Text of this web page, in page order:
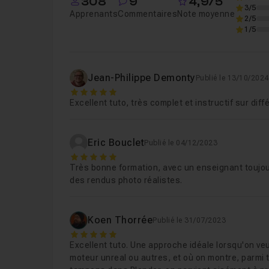
Chapitre 6 : Composition et rendu de la
ApprenantsCommentairesNote moyenne
3/5
2/5
1/5
Jean-Philippe Demonty Publié le 13/10/2024
5
Excellent tuto, très complet et instructif sur
Eric Bouclet Publié le 04/12/2023
5
Très bonne formation, avec un enseignant
des rendus photo réalistes.
Koen ThorréePublié le 31/07/2023
5
Excellent tuto. Une approche idéale lorsqu'on
moteur unreal ou autres, et où on montre,